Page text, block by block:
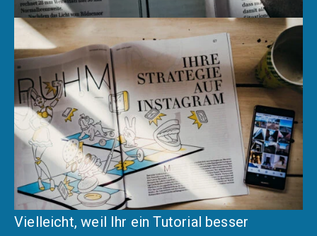
Vielleicht, weil Ihr ein Tutorial besser